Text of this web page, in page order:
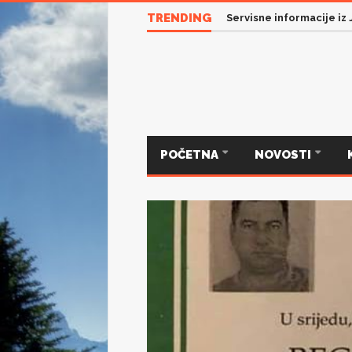
TRENDING Servisne informacije iz
POČETNA NOVOSTI